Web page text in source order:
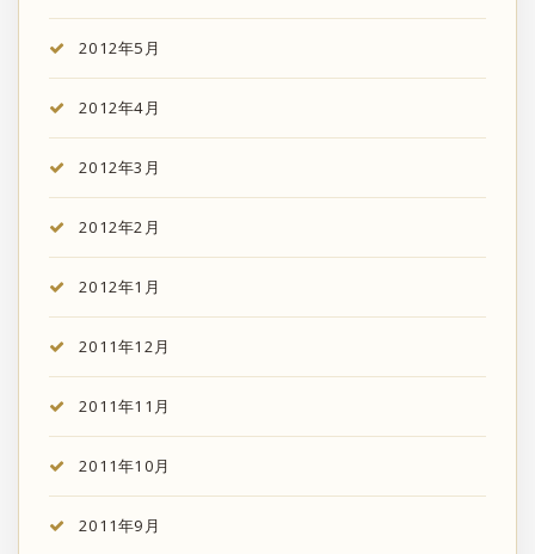
2012年5月
2012年4月
2012年3月
2012年2月
2012年1月
2011年12月
2011年11月
2011年10月
2011年9月